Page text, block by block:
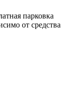
парковка
от средства